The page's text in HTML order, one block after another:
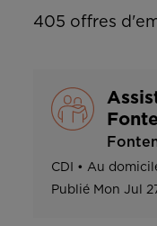
405 offres
CDI • Au
Publié Mon Jul